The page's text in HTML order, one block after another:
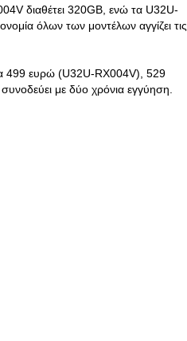
διαθέτει 320GB, ενώ τα U32U-
όλων των μοντέλων αγγίζει τις
499 ευρώ (U32U-RX004V), 529
με δύο χρόνια εγγύηση.